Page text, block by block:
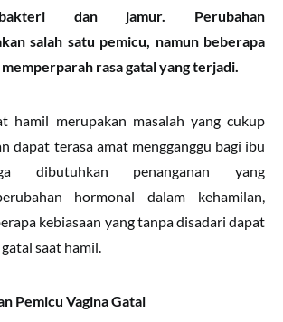
bakteri dan jamur. Perubahan
salah satu pemicu, namun beberapa
rasa gatal yang terjadi.
hamil merupakan masalah yang cukup
dapat terasa amat mengganggu bagi ibu
dibutuhkan penanganan yang
hormonal dalam kehamilan,
kebiasaan yang tanpa disadari dapat
saat hamil.
Pemicu Vagina Gatal